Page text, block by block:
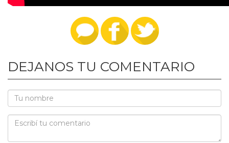
DEJANOS TU COMENTARIO